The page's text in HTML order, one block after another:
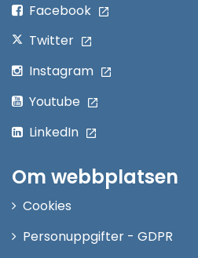
Facebook
Twitter
Instagram
Youtube
LinkedIn
Om webbplatsen
Cookies
Personuppgifter - GDPR